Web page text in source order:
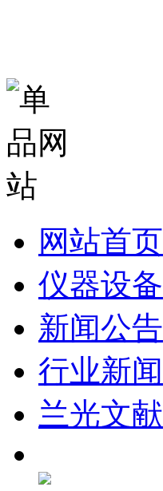
网站首页
仪器设备
新闻公告
行业新闻
兰光文献